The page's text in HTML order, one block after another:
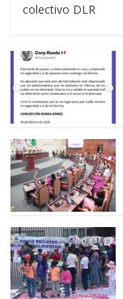
colectivo DLR